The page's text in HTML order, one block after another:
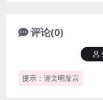
评论(0)
提示：请文明发言